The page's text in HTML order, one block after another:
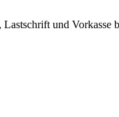
und Vorkasse